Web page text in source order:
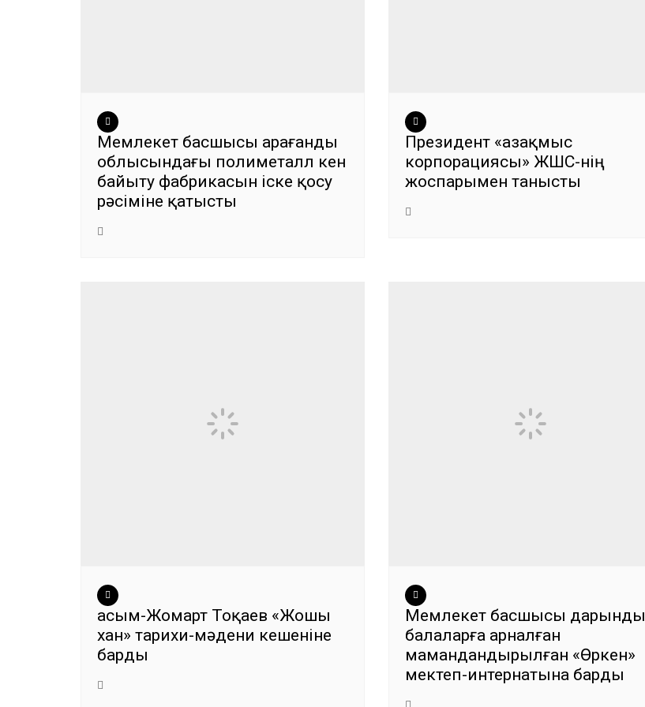
Мемлекет басшысы Қарағанды
облысындағы полиметалл кен
байыту фабрикасын іске қосу
рәсіміне қатысты
Президент «Қазақмыс
корпорациясы» ЖШС-нің
жоспарымен танысты
Қасым-Жомарт Тоқаев «Жошы
хан» тарихи-мәдени кешеніне
барды
Мемлекет басшысы дарынды
балаларға арналған
мамандандырылған «Өркен»
мектеп-интернатына барды